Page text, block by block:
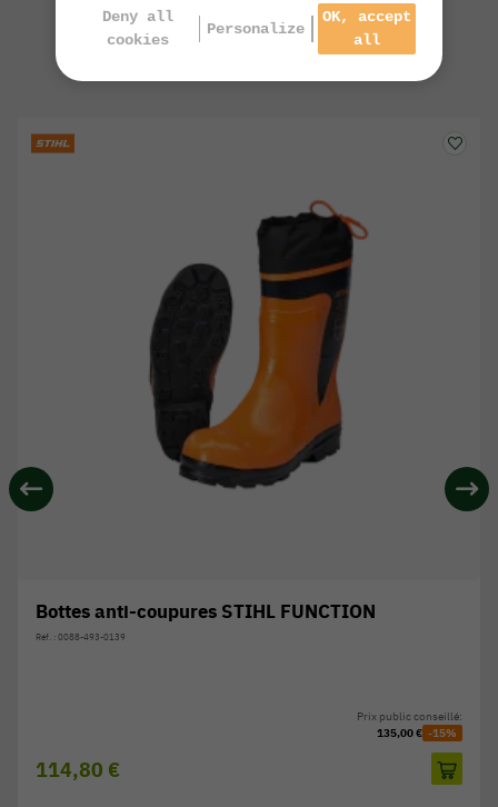
Bottes anti-coupures STIHL FUNCTION
Réf. : 0088-493-0139
114,80 €
Prix public conseillé:
135,00 € -15%
Deny all
cookies
Personalize
OK, accept
all